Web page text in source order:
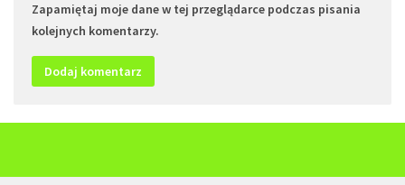
Zapamiętaj moje dane w tej przeglądarce podczas pisania
kolejnych komentarzy.